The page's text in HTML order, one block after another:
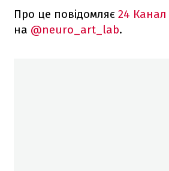
Про це повідомляє 24 Канал
на @neuro_art_lab.